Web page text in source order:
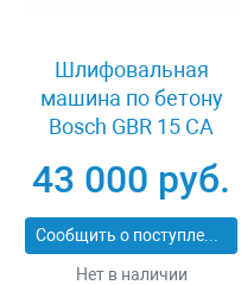
Шлифовальная
машина по бетону
Bosch GBR 15 CA
43 000 руб.
Сообщить о поступлении
Нет в наличии